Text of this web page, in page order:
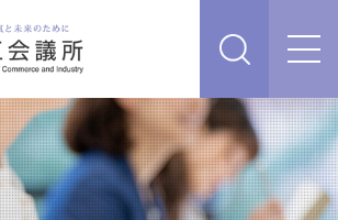
、新商品・サービス・技術を開発し
ビス